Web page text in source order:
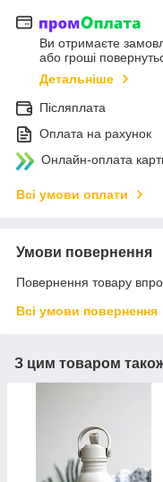
Ви отримаєте
або гроші
Детальніше
Післяплата
Оплата на рахунок
Онлайн-оплата
Всі умови оплати
Умови повернення
Повернення товару
Всі умови повернення
З цим товаром